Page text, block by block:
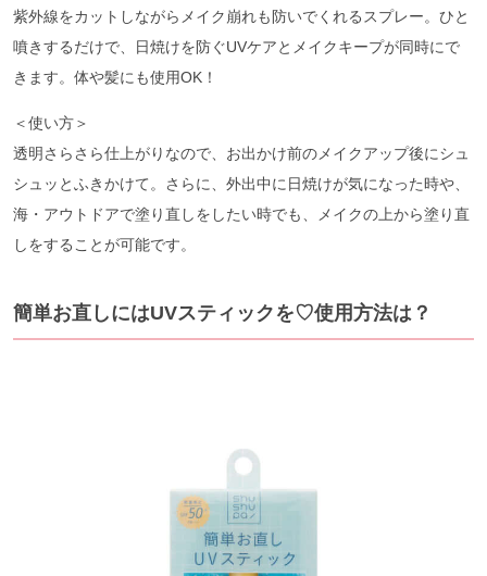
紫外線をカットしながらメイク崩れも防いでくれるスプレー。ひと
噴きするだけで、日焼けを防ぐUVケアとメイクキープが同時にで
きます。体や髪にも使用OK！
＜使い方＞
透明さらさら仕上がりなので、お出かけ前のメイクアップ後にシュ
シュッとふきかけて。さらに、外出中に日焼けが気になった時や、
海・アウトドアで塗り直しをしたい時でも、メイクの上から塗り直
しをすることが可能です。
簡単お直しにはUVスティックを♡使用方法は？